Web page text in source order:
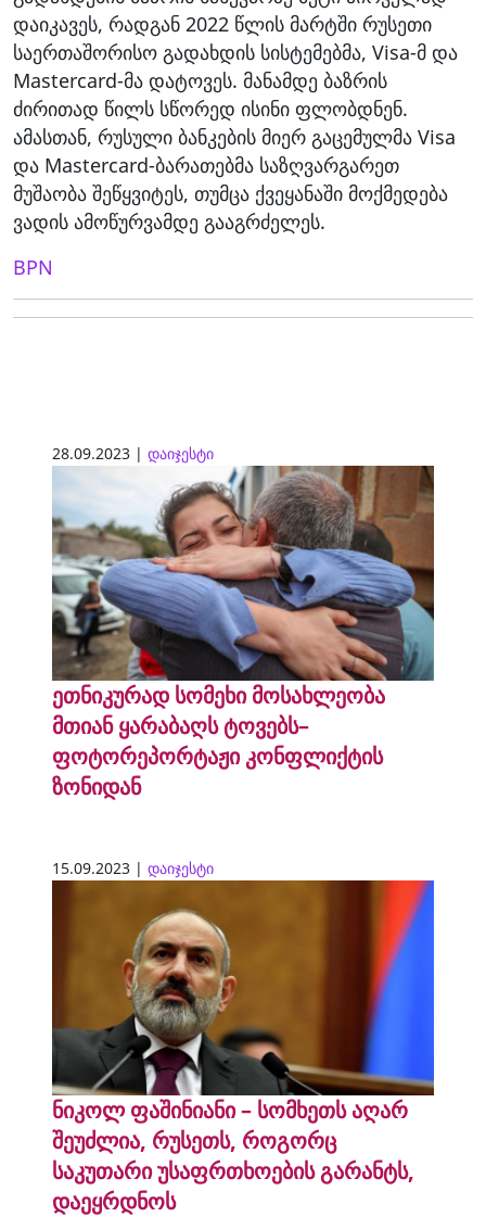
დაიკავეს, რადგან 2022 წლის მარტში რუსეთი
საერთაშორისო გადახდის სისტემებმა, Visa-მ და
Mastercard-მა დატოვეს. მანამდე ბაზრის
ძირითად წილს სწორედ ისინი ფლობდნენ.
ამასთან, რუსული ბანკების მიერ გაცემულმა Visa
და Mastercard-ბარათებმა საზღვარგარეთ
მუშაობა შეწყვიტეს, თუმცა ქვეყანაში მოქმედება
ვადის ამოწურვამდე გააგრძელეს.
BPN
28.09.2023 | დაიჯესტი
ეთნიკურად სომეხი მოსახლეობა
მთიან ყარაბაღს ტოვებს–
ფოტორეპორტაჟი კონფლიქტის
ზონიდან
15.09.2023 | დაიჯესტი
ნიკოლ ფაშინიანი – სომხეთს აღარ
შეუძლია, რუსეთს, როგორც
საკუთარი უსაფრთხოების გარანტს,
დაეყრდნოს